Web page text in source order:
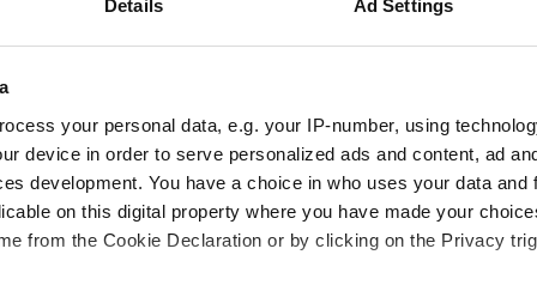
Details Ad Settings
your personal data, e.g. your IP-number, using
device in order to serve personalized ads and content, ad
development. You have a choice in who uses your data and
on this digital property where you have made your
from the Cookie Declaration or by clicking on the Privacy
Montre plus
avis
M Marit-L
oct. 2024